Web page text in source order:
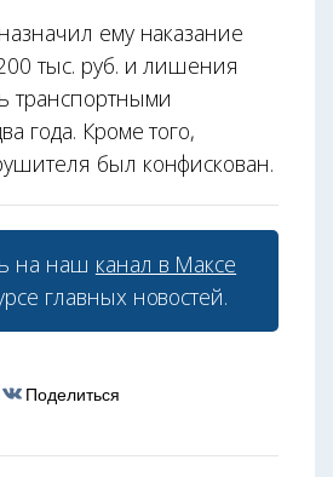
ему наказание
тыс. руб. и лишения
транспортными
года. Кроме того,
был конфискован.
на наш канал в Максе
главных новостей.
Поделиться